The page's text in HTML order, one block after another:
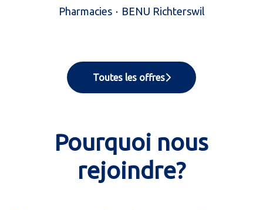
Pharmacies · BENU Richterswil
Toutes les offres
Pourquoi nous
rejoindre?